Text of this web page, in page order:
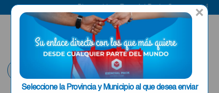
×
Seleccione la Provincia y Municipio al que desea enviar
Compra aquí
ENVIAR A LA
HABANA